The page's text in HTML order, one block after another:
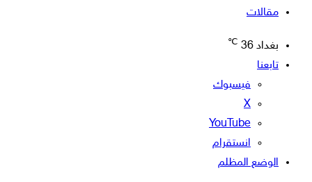
مقالات
بغداد 36
℃
تابعنا
فيسبوك
‫X
‫YouTube
انستقرام
الوضع المظلم